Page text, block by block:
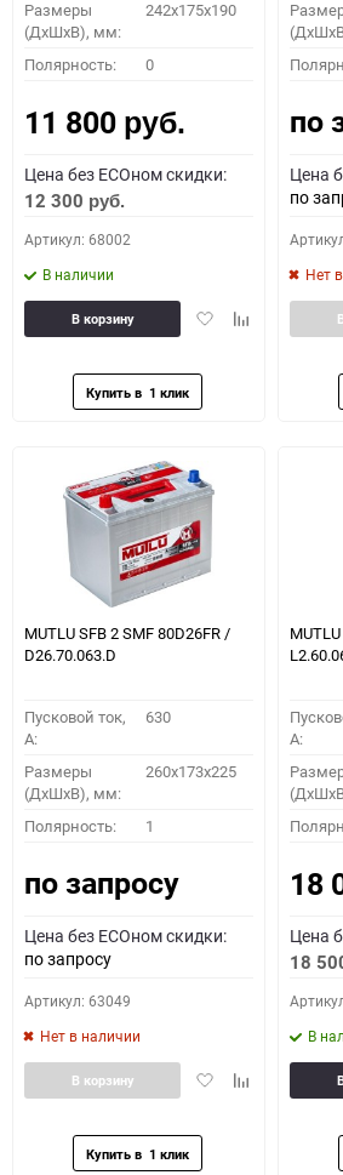
Размеры
(ДхШхВ), мм:
242х175х190
Полярность: 0
11 800 руб.
Цена без ECOном скидки:
12 300 руб.
Артикул: 68002
В наличии
ДобавитьДобавить
В корзину
по
Цена
по
Нет
MUTLU SFB 2 SMF 80D26FR /
D26.70.063.D
Пусковой ток,
A:
630
Размеры
(ДхШхВ), мм:
260x173x225
Полярность: 1
по запросу
Цена без ECOном скидки:
по запросу
Артикул: 63049
Нет в наличии
ДобавитьДобавить
В корзину
A:
18
Цена
18
В